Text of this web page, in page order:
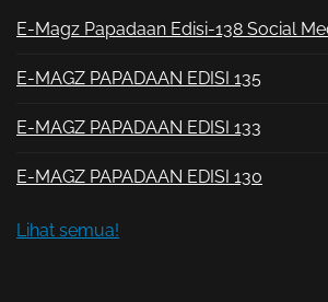
E-Magz Papadaan Edisi-138 Social
E-MAGZ PAPADAAN EDISI 135
E-MAGZ PAPADAAN EDISI 133
E-MAGZ PAPADAAN EDISI 130
Lihat semua!